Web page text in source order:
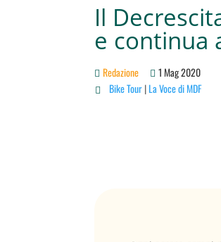
Il
e continua
Redazione 1 Mag 2020
 Bike Tour|La Voce di MDF